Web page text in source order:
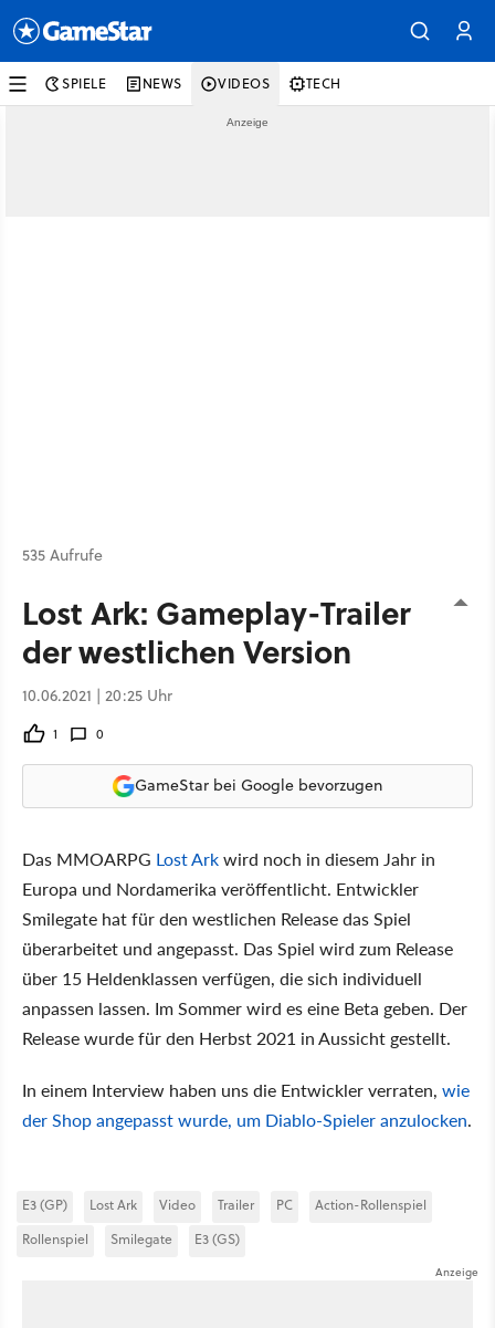
SPIELE NEWS VIDEOS TECH
535 Aufrufe
Lost Ark: Gameplay-Trailer
der westlichen Version
10.06.2021 | 20:25 Uhr
1 0
GameStar bei Google bevorzugen
Das MMOARPG Lost Arkwird noch in diesem Jahr in
Europa und Nordamerika veröffentlicht. Entwickler
Smilegate hat für den westlichen Release das Spiel
überarbeitet und angepasst. Das Spiel wird zum Release
über 15 Heldenklassen verfügen, die sich individuell
anpassen lassen. Im Sommer wird es eine Beta geben. Der
Release wurde für den Herbst 2021 in Aussicht gestellt.
In einem Interview haben uns die Entwickler verraten, wie
der Shop angepasst wurde, um Diablo-Spieler anzulocken.
E3 (GP) Lost Ark Video Trailer PC
Action-Rollenspiel
Rollenspiel
Smilegate E3 (GS)